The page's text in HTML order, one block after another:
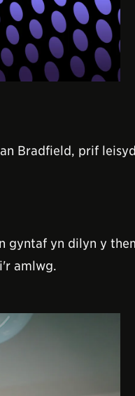
Bradfield, prif
gyntaf yn dilyn y
amlwg.